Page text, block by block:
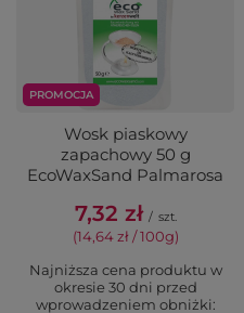
PROMOCJA
Wosk piaskowy
zapachowy 50 g
EcoWaxSand Palmarosa
7,32 zł / szt.
(14,64 zł / 100g)
Najniższa cena produktu w
okresie 30 dni przed
wprowadzeniem obniżki: